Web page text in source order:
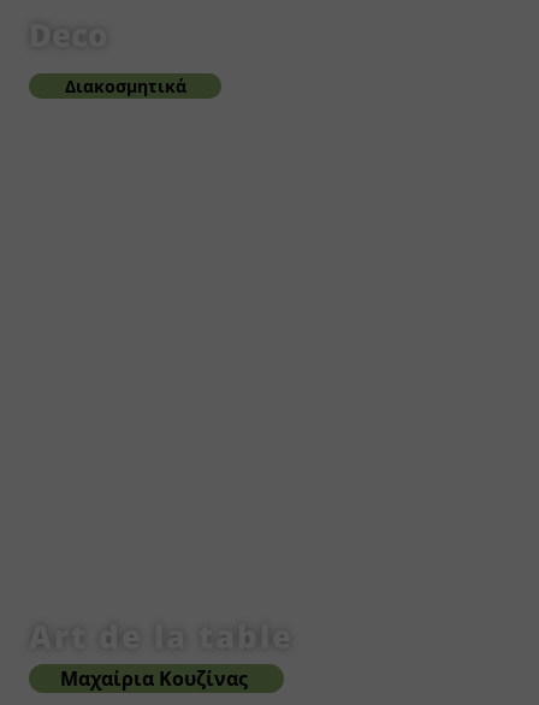
Deco
Διακοσμητικά
Art de la table
Μαχαίρια Κουζίνας